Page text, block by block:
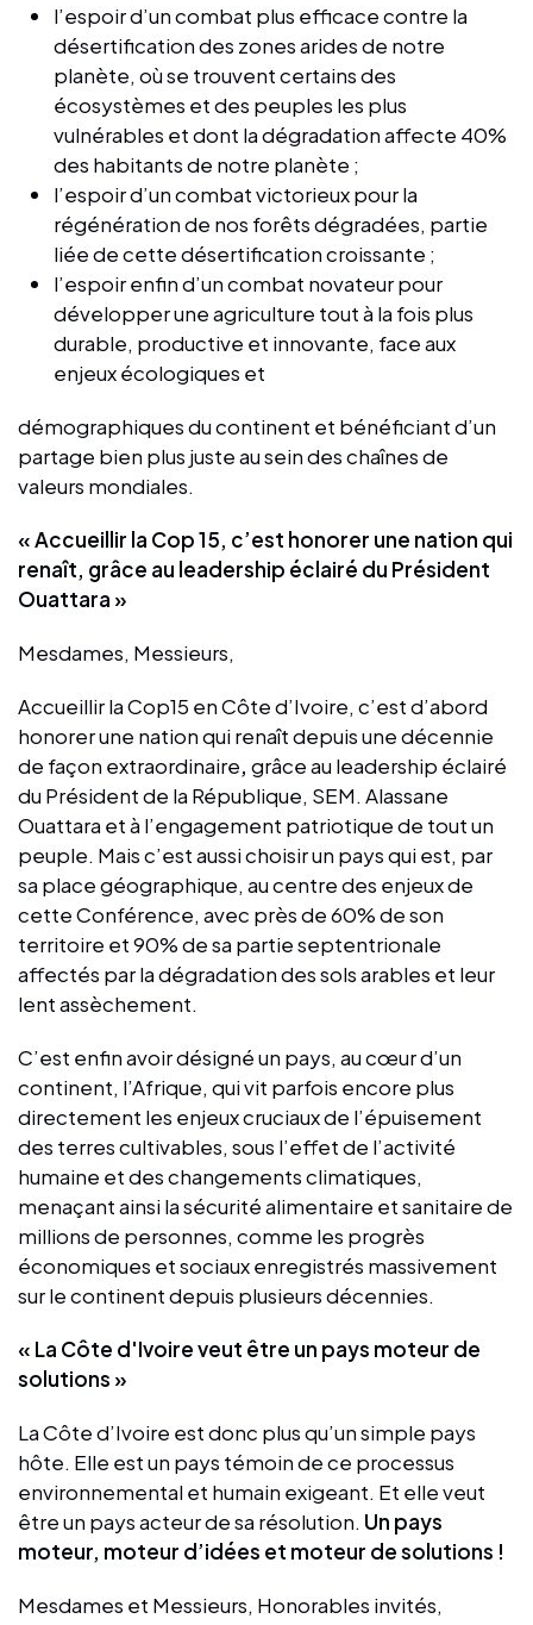
l’espoir d’un combat plus efficace contre la
désertification des zones arides de notre
planète, où se trouvent certains des
écosystèmes et des peuples les plus
vulnérables et dont la dégradation affecte 40%
des habitants de notre planète ;
l’espoir d’un combat victorieux pour la
régénération de nos forêts dégradées, partie
liée de cette désertification croissante ;
l’espoir enfin d’un combat novateur pour
développer une agriculture tout à la fois plus
durable, productive et innovante, face aux
enjeux écologiques et
démographiques du continent et bénéficiant d’un
partage bien plus juste au sein des chaînes de
valeurs mondiales.
« Accueillir la Cop 15, c’est honorer une nation qui
renaît, grâce au leadership éclairé du Président
Ouattara »
Mesdames, Messieurs,
Accueillir la Cop15 en Côte d’Ivoire, c’est d’abord
honorer une nation qui renaît depuis une décennie
de façon extraordinaire, grâce au leadership éclairé
du Président de la République, SEM. Alassane
Ouattara et à l’engagement patriotique de tout un
peuple. Mais c’est aussi choisir un pays qui est, par
sa place géographique, au centre des enjeux de
cette Conférence, avec près de 60% de son
territoire et 90% de sa partie septentrionale
affectés par la dégradation des sols arables et leur
lent assèchement.
C’est enfin avoir désigné un pays, au cœur d’un
continent, l’Afrique, qui vit parfois encore plus
directement les enjeux cruciaux de l’épuisement
des terres cultivables, sous l’effet de l’activité
humaine et des changements climatiques,
menaçant ainsi la sécurité alimentaire et sanitaire de
millions de personnes, comme les progrès
économiques et sociaux enregistrés massivement
sur le continent depuis plusieurs décennies.
« La Côte d'Ivoire veut être un pays moteur de
solutions »
La Côte d’Ivoire est donc plus qu’un simple pays
hôte. Elle est un pays témoin de ce processus
environnemental et humain exigeant. Et elle veut
être un pays acteur de sa résolution. Un pays
moteur, moteur d’idées et moteur de solutions !
Mesdames et Messieurs, Honorables invités,